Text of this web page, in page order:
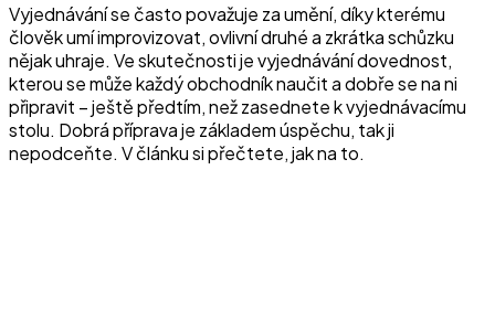
Vyjednávání se často považuje za umění, díky kterému
člověk umí improvizovat, ovlivní druhé a zkrátka schůzku
nějak uhraje. Ve skutečnosti je vyjednávání dovednost,
kterou se může každý obchodník naučit a dobře se na ni
připravit – ještě předtím, než zasednete k vyjednávacímu
stolu. Dobrá příprava je základem úspěchu, tak ji
nepodceňte. V článku si přečtete, jak na to.